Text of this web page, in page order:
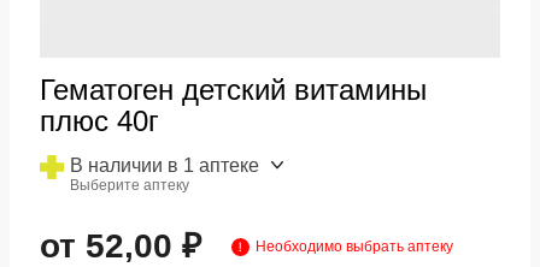
Гематоген детский витамины
плюс 40г
В наличии в 1 аптеке
Выберите аптеку
от 52,00 ₽ Необходимо выбрать аптеку